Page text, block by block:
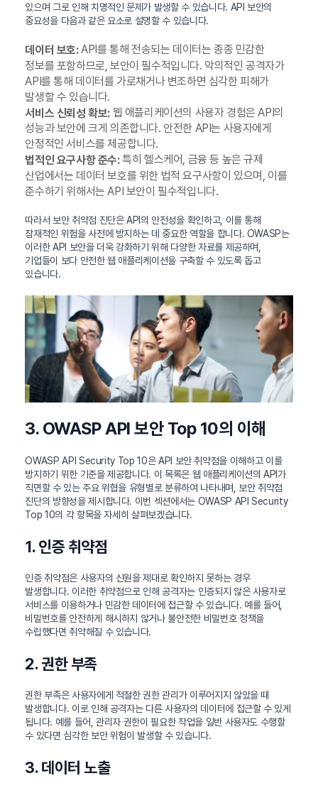
있으며 그로 인해 치명적인 문제가 발생할 수 있습니다. API 보안의
중요성을 다음과 같은 요소로 설명할 수 있습니다.
데이터 보호:API를 통해 전송되는 데이터는 종종 민감한
정보를 포함하므로, 보안이 필수적입니다. 악의적인 공격자가
API를 통해 데이터를 가로채거나 변조하면 심각한 피해가
발생할 수 있습니다.
서비스 신뢰성 확보:웹 애플리케이션의 사용자 경험은 API의
성능과 보안에 크게 의존합니다. 안전한 API는 사용자에게
안정적인 서비스를 제공합니다.
법적인 요구사항 준수:특히 헬스케어, 금융 등 높은 규제
산업에서는 데이터 보호를 위한 법적 요구사항이 있으며, 이를
준수하기 위해서는 API 보안이 필수적입니다.
따라서 보안 취약점 진단은 API의 안전성을 확인하고, 이를 통해
잠재적인 위험을 사전에 방지하는 데 중요한 역할을 합니다. OWASP는
이러한 API 보안을 더욱 강화하기 위해 다양한 자료를 제공하며,
기업들이 보다 안전한 웹 애플리케이션을 구축할 수 있도록 돕고
있습니다.
3. OWASP API 보안 Top 10의 이해
OWASP API Security Top 10은 API 보안 취약점을 이해하고 이를
방지하기 위한 기준을 제공합니다. 이 목록은 웹 애플리케이션의 API가
직면할 수 있는 주요 위협을 유형별로 분류하여 나타내며, 보안 취약점
진단의 방향성을 제시합니다. 이번 섹션에서는 OWASP API Security
Top 10의 각 항목을 자세히 살펴보겠습니다.
1. 인증 취약점
인증 취약점은 사용자의 신원을 제대로 확인하지 못하는 경우
발생합니다. 이러한 취약점으로 인해 공격자는 인증되지 않은 사용자로
서비스를 이용하거나 민감한 데이터에 접근할 수 있습니다. 예를 들어,
비밀번호를 안전하게 해시하지 않거나 불안전한 비밀번호 정책을
수립했다면 취약해질 수 있습니다.
2. 권한 부족
권한 부족은 사용자에게 적절한 권한 관리가 이루어지지 않았을 때
발생합니다. 이로 인해 공격자는 다른 사용자의 데이터에 접근할 수 있게
됩니다. 예를 들어, 관리자 권한이 필요한 작업을 일반 사용자도 수행할
수 있다면 심각한 보안 위험이 발생할 수 있습니다.
3. 데이터 노출